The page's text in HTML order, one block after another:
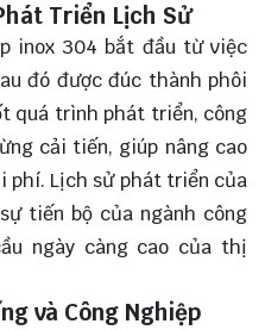
Triển Lịch Sử
inox 304 bắt đầu từ việc
đó được đúc thành phôi
quá trình phát triển, công
cải tiến, giúp nâng cao
phí. Lịch sử phát triển của
tiến bộ của ngành công
ngày càng cao của thị
và Công Nghiệp